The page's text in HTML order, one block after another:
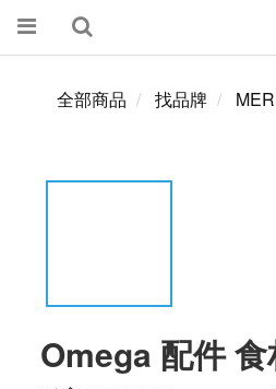
全部商品 找品牌
Omega 配件